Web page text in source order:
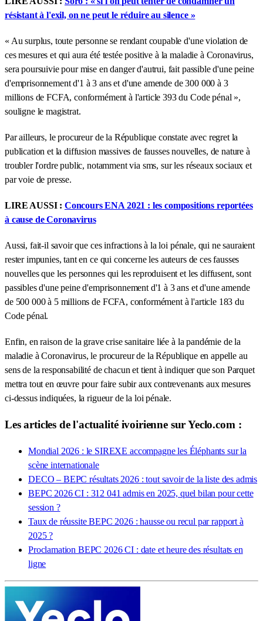
résistant à l'exil, on ne peut le réduire au silence »
« Au surplus, toute personne se rendant coupable d'une violation de
ces mesures et qui aura été testée positive à la maladie à Coronavirus,
sera poursuivie pour mise en danger d'autrui, fait passible d'une peine
d'emprisonnement d'1 à 3 ans et d'une amende de 300 000 à 3
millions de FCFA, conformément à l'article 393 du Code pénal »,
souligne le magistrat.
Par ailleurs, le procureur de la République constate avec regret la
publication et la diffusion massives de fausses nouvelles, de nature à
troubler l'ordre public, notamment via sms, sur les réseaux sociaux et
par voie de presse.
LIRE AUSSI : Concours ENA 2021 : les compositions reportées
à cause de Coronavirus
Aussi, fait-il savoir que ces infractions à la loi pénale, qui ne sauraient
rester impunies, tant en ce qui concerne les auteurs de ces fausses
nouvelles que les personnes qui les reproduisent et les diffusent, sont
passibles d'une peine d'emprisonnement d'1 à 3 ans et d'une amende
de 500 000 à 5 millions de FCFA, conformément à l'article 183 du
Code pénal.
Enfin, en raison de la grave crise sanitaire liée à la pandémie de la
maladie à Coronavirus, le procureur de la République en appelle au
sens de la responsabilité de chacun et tient à indiquer que son Parquet
mettra tout en œuvre pour faire subir aux contrevenants aux mesures
ci-dessus indiquées, la rigueur de la loi pénale.
Les articles de l'actualité ivoirienne sur Yeclo.com :
Mondial 2026 : le SIREXE accompagne les Éléphants sur la
scène internationale
DECO – BEPC résultats 2026 : tout savoir de la liste des admis
BEPC 2026 CI : 312 041 admis en 2025, quel bilan pour cette
session ?
Taux de réussite BEPC 2026 : hausse ou recul par rapport à
2025 ?
Proclamation BEPC 2026 CI : date et heure des résultats en
ligne